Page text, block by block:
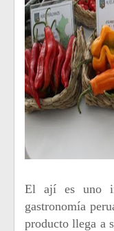
El ají es uno
gastronomía
producto llega a